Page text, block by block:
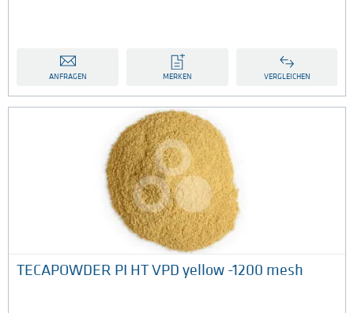
ANFRAGEN MERKEN VERGLEICHEN
TECAPOWDER PI HT VPD yellow -1200 mesh